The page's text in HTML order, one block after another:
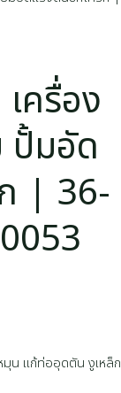
ครื่อง
ปั้มอัด
| 36-